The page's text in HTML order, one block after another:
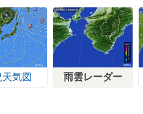
気図 雨雲レーダー